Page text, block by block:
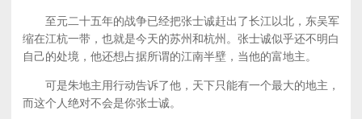
至元二十五年的战争已经把张士诚赶出了长江以北，东吴军
缩在江杭一带，也就是今天的苏州和杭州。张士诚似乎还不明白
自己的处境，他还想占据所谓的江南半壁，当他的富地主。
可是朱地主用行动告诉了他，天下只能有一个最大的地主，
而这个人绝对不会是你张士诚。